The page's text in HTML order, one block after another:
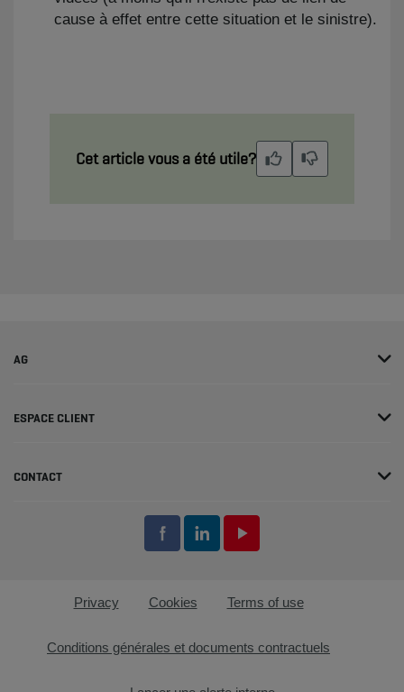
cause à effet entre cette situation et le sinistre).
Cet article vous a été utile?
AG
ESPACE CLIENT
CONTACT
Privacy Cookies Terms of use
Conditions générales et documents contractuels